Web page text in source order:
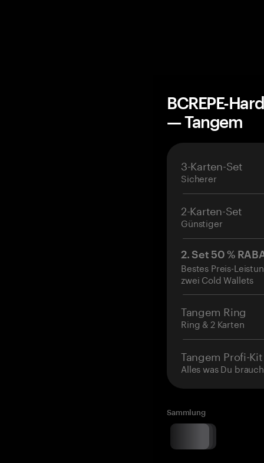
BCREPE-
— Tangem
3-Karten-Set
Sicherer
2-Karten-Set
Günstiger
2. Set 50 %
Bestes Preis-
zwei Cold Wallets
Tangem Ring
Ring & 2 Karten
Tangem Profi-Kit
Alles was Du
Sammlung